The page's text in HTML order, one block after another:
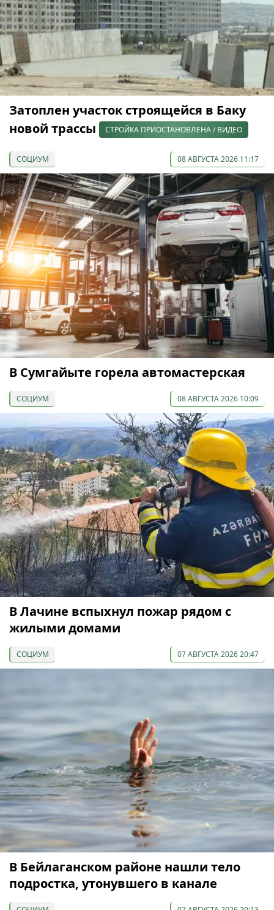
Затоплен участок строящейся в Баку
новой трассы
СТРОЙКА ПРИОСТАНОВЛЕНА / ВИДЕО
СОЦИУМ 08 АВГУСТА 2026 11:17
В Сумгайыте горела автомастерская
СОЦИУМ 08 АВГУСТА 2026 10:09
В Лачине вспыхнул пожар рядом с
жилыми домами
СОЦИУМ 07 АВГУСТА 2026 20:47
В Бейлаганском районе нашли тело
подростка, утонувшего в канале